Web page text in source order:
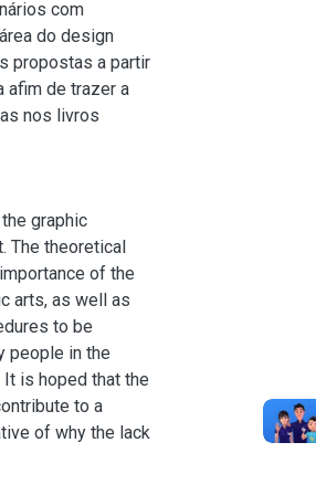
com
do design
propostas a partir
afim de trazer a
nos livros
graphic
The theoretical
of the
arts, as well as
to be
people in the
is hoped that the
to a
of why the lack